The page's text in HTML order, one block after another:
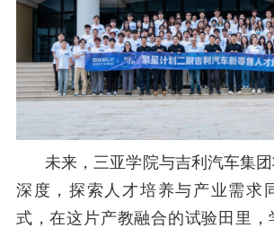
未来， 三亚学院与吉利汽车集团
深度，探索人才培养与产业需求
式，在这片产教融合的试验田里，